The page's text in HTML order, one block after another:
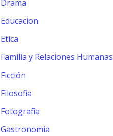
Drama
Educacion
Etica
Familia y Relaciones Humanas
Ficción
Filosofia
Fotografia
Gastronomia